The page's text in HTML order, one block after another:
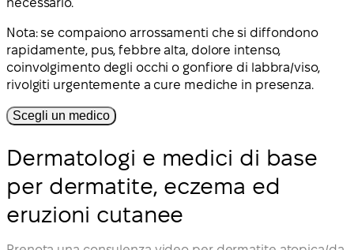
Nota: se compaiono arrossamenti che si diffondono
rapidamente, pus, febbre alta, dolore intenso,
coinvolgimento degli occhi o gonfiore di labbra/viso,
rivolgiti urgentemente a cure mediche in presenza.
Scegli un medico
Dermatologi e medici di base
per dermatite, eczema ed
eruzioni cutanee